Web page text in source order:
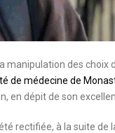
manipulation des choix
de médecine de
en dépit de son
rectifiée, à la suite de